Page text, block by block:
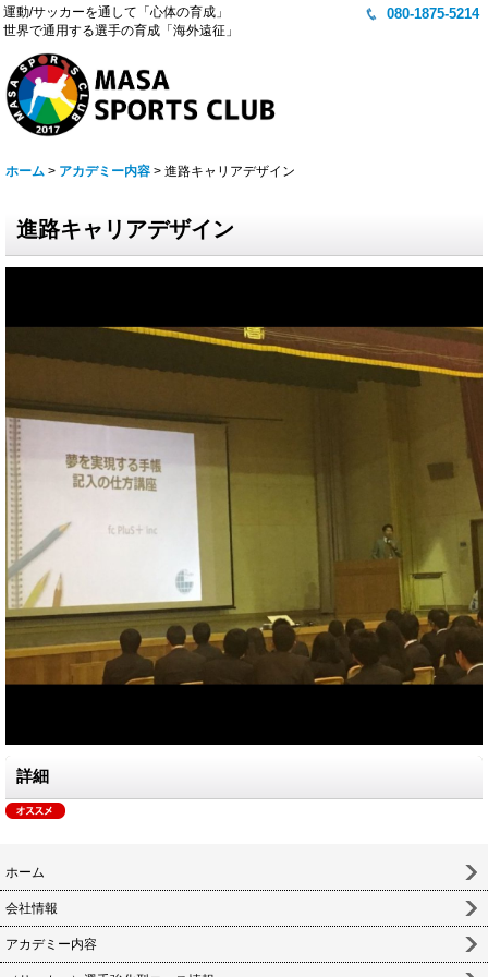
運動/サッカーを通して「心体の育成」
世界で通用する選手の育成「海外遠征」
080-1875-5214
ホーム > アカデミー内容 > 進路キャリアデザイン
進路キャリアデザイン
詳細
ホーム
会社情報
アカデミー内容